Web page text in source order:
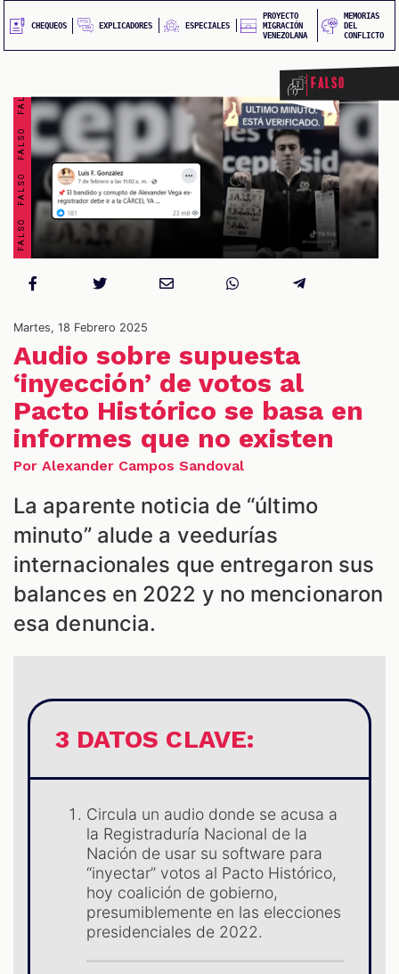
CHEQUEOS EXPLICADORES ESPECIALES
PROYECTO
MIGRACIÓN
VENEZOLANA
MEMORIAS
DEL
CONFLICTO
FALSO FALSO FALSO FALSO FALSO FALSO FALSO FALSO Falso
Martes, 18 Febrero 2025
Audio sobre supuesta
‘inyección’ de votos al
Pacto Histórico se basa en
informes que no existen
Por Alexander Campos Sandoval
La aparente noticia de “último
minuto” alude a veedurías
internacionales que entregaron sus
balances en 2022 y no mencionaron
esa denuncia.
3 DATOS CLAVE:
Circula un audio donde se acusa a
la Registraduría Nacional de la
Nación de usar su software para
“inyectar” votos al Pacto Histórico,
hoy coalición de gobierno,
presumiblemente en las elecciones
presidenciales de 2022.